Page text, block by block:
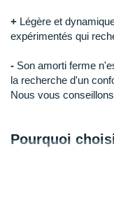
+ Légère et
expérimentés qui
- Son amorti ferme
la recherche d'un
Nous vous
Pourquoi
Scarpa
Scott
Shokz
Smoon